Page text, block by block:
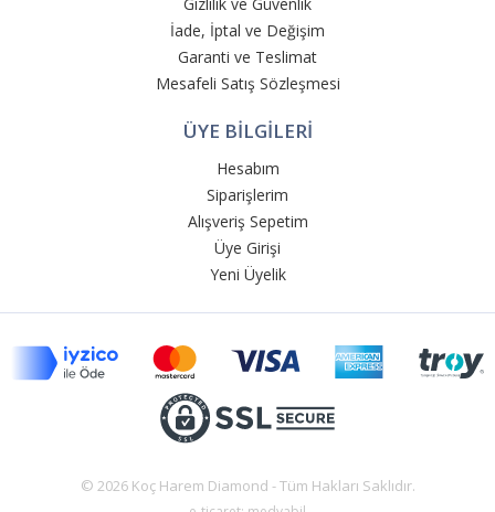
İade, İptal ve Değişim
Garanti ve Teslimat
Mesafeli Satış Sözleşmesi
ÜYE BİLGİLERİ
Hesabım
Siparişlerim
Alışveriş Sepetim
Üye Girişi
Yeni Üyelik
© 2026 Koç Harem Diamond - Tüm Hakları Saklıdır.